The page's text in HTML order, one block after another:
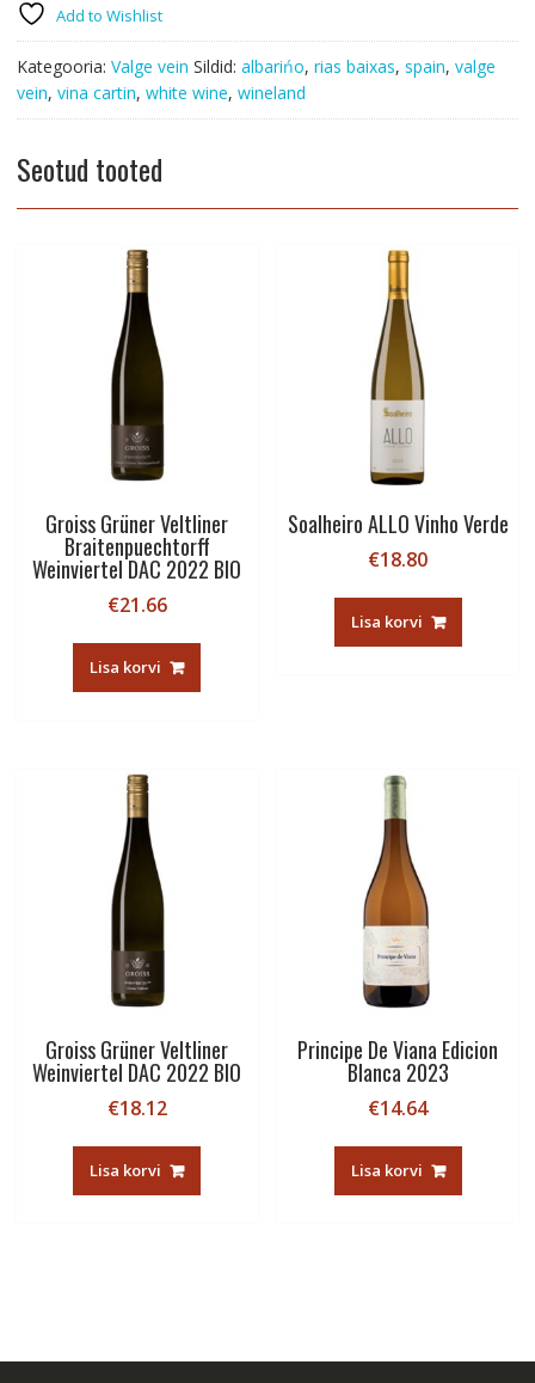
Rias
Baixas
2025
kogus
Add to Wishlist
Kategooria: Valge vein Sildid: albarińo, rias baixas, spain, valge
vein, vina cartin, white wine, wineland
Seotud tooted
Groiss Grüner Veltliner
Braitenpuechtorff
Weinviertel DAC 2022 BIO
€21.66
Lisa korvi
Soalheiro ALLO Vinho Verde
€18.80
Lisa korvi
Groiss Grüner Veltliner
Weinviertel DAC 2022 BIO
€18.12
Lisa korvi
Principe De Viana Edicion
Blanca 2023
€14.64
Lisa korvi